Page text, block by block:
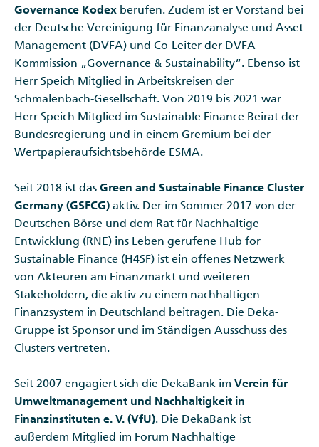
Governance Kodex berufen. Zudem ist er Vorstand bei
der Deutsche Vereinigung für Finanzanalyse und Asset
Management (DVFA) und Co-Leiter der DVFA
Kommission „Governance & Sustainability“. Ebenso ist
Herr Speich Mitglied in Arbeitskreisen der
Schmalenbach-Gesellschaft. Von 2019 bis 2021 war
Herr Speich Mitglied im Sustainable Finance Beirat der
Bundesregierung und in einem Gremium bei der
Wertpapieraufsichtsbehörde ESMA.
Seit 2018 ist das Green and Sustainable Finance Cluster
Germany (GSFCG) aktiv. Der im Sommer 2017 von der
Deutschen Börse und dem Rat für Nachhaltige
Entwicklung (RNE) ins Leben gerufene Hub for
Sustainable Finance (H4SF) ist ein offenes Netzwerk
von Akteuren am Finanzmarkt und weiteren
Stakeholdern, die aktiv zu einem nachhaltigen
Finanzsystem in Deutschland beitragen. Die Deka-
Gruppe ist Sponsor und im Ständigen Ausschuss des
Clusters vertreten.
Seit 2007 engagiert sich die DekaBank im Verein für
Umweltmanagement und Nachhaltigkeit in
Finanzinstituten e. V. (VfU). Die DekaBank ist
außerdem Mitglied im Forum Nachhaltige